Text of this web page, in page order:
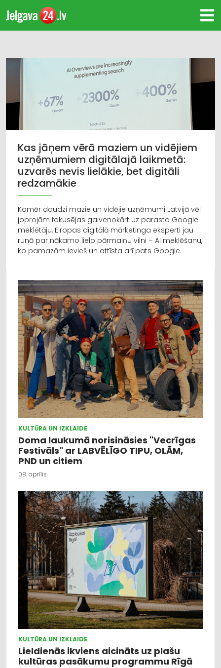
Kas jāņem vērā maziem un vidējiem
uzņēmumiem digitālajā laikmetā:
uzvarēs nevis lielākie, bet digitāli
redzamākie
Kamēr daudzi mazie un vidējie uzņēmumi Latvijā vēl
joprojām fokusējas galvenokārt uz parasto Google
meklētāju, Eiropas digitālā mārketinga eksperti jau
runā par nākamo lielo pārmaiņu vilni – AI meklēšanu,
ko pamazām ievieš un attīsta arī pats Google.
KULTŪRA UN IZKLAIDE
Doma laukumā norisināsies "Vecrīgas
Festivāls" ar LABVĒLĪGO TIPU, OLĀM,
PND un citiem
08. aprīlis
KULTŪRA UN IZKLAIDE
Lieldienās ikviens aicināts uz plašu
kultūras pasākumu programmu Rīgā